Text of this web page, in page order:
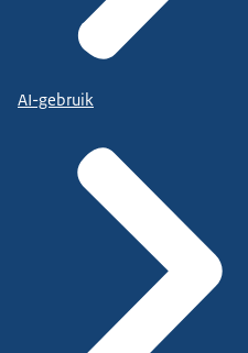
AI-gebruik